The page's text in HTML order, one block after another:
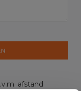
afstand